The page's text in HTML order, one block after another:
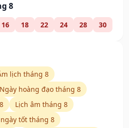
8
16 18 22 24 28 30
lịch tháng 8
Ngày hoàng đạo tháng 8
Lịch âm tháng 8
tốt tháng 8